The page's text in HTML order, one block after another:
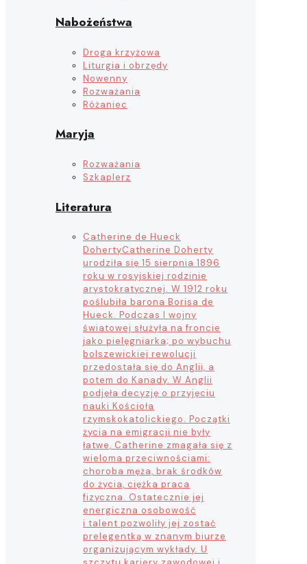
Nabożeństwa
Droga krzyżowa
Liturgia i obrzędy
Nowenny
Rozważania
Różaniec
Maryja
Rozważania
Szkaplerz
Literatura
Catherine de Hueck
DohertyCatherine Doherty
urodziła się 15 sierpnia 1896
roku w rosyjskiej rodzinie
arystokratycznej. W 1912 roku
poślubiła barona Borisa de
Hueck. Podczas I wojny
światowej służyła na froncie
jako pielęgniarka; po wybuchu
bolszewickiej rewolucji
przedostała się do Anglii, a
potem do Kanady. W Anglii
podjęła decyzję o przyjęciu
nauki Kościoła
rzymskokatolickiego. Początki
życia na emigracji nie były
łatwe, Catherine zmagała się z
wieloma przeciwnościami:
choroba męża, brak środków
do życia, ciężka praca
fizyczna. Ostatecznie jej
energiczna osobowość
i talent pozwoliły jej zostać
prelegentką w znanym biurze
organizującym wykłady. U